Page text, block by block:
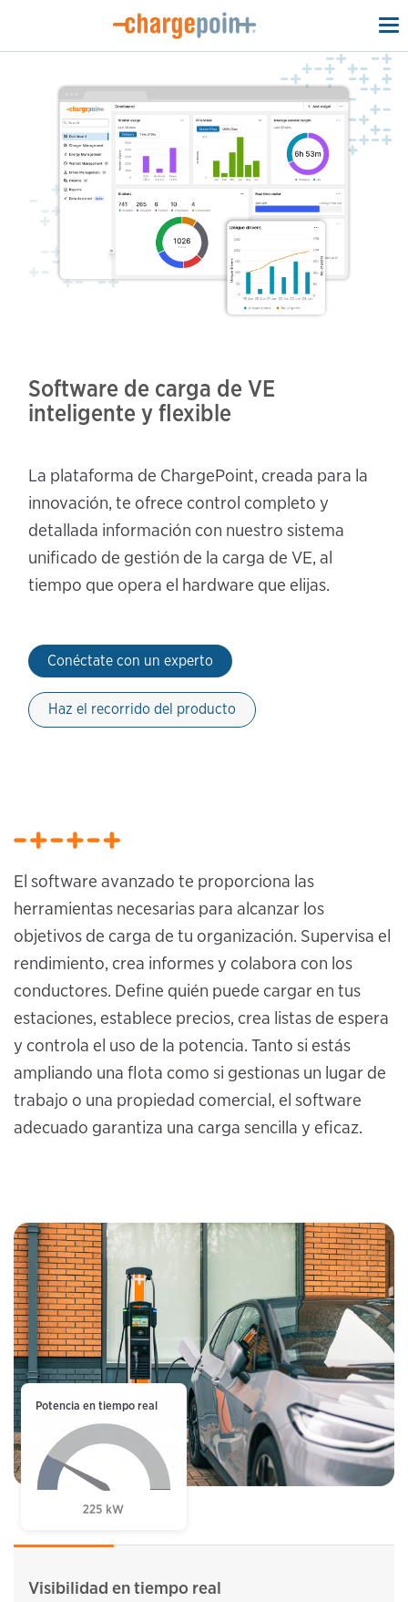
Software de carga de VE
inteligente y flexible
La plataforma de ChargePoint, creada para la
innovación, te ofrece control completo y
detallada información con nuestro sistema
unificado de gestión de la carga de VE, al
tiempo que opera el hardware que elijas.
Conéctate con un experto
Haz el recorrido del producto
El software avanzado te proporciona las
herramientas necesarias para alcanzar los
objetivos de carga de tu organización. Supervisa el
rendimiento, crea informes y colabora con los
conductores. Define quién puede cargar en tus
estaciones, establece precios, crea listas de espera
y controla el uso de la potencia. Tanto si estás
ampliando una flota como si gestionas un lugar de
trabajo o una propiedad comercial, el software
adecuado garantiza una carga sencilla y eficaz.
Potencia en tiempo real
Visibilidad en tiempo real